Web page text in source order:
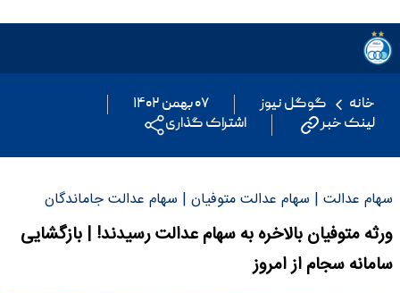
خانه گوگل نیوز
۰۷ بهمن ۱۴۰۲
لینک خبر
اشتراک گذاری
سهام عدالت | سهام عدالت متوفیان | سهام عدالت جاماندگان
ورثه متوفیان بالاخره به سهام عدالت رسیدند! | بازگشایی
سامانه سجام از امروز